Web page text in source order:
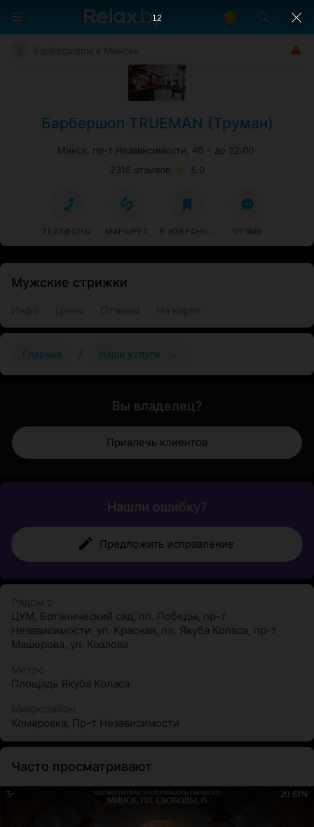
Барбершоп TRUEMAN (Труман)
Минск, пр-т Независимости, 46
до 22:00
2315 отзывов
5.0
ТЕЛЕФОНЫ МАРШРУТ В ИЗБРАННОЕ ОТЗЫВ
Мужские стрижки
Главная / Наши услуги
Вы владелец?
Привлечь клиентов
Нашли ошибку?
Предложить исправление
ЦУМ, Ботанический сад, пл. Победы, пр-т
Независимости, ул. Красная, пл. Якуба Коласа, пр-т
Машерова, ул. Козлова
Площадь Якуба Коласа
Комаровка, Пр-т Независимости
Часто просматривают
11